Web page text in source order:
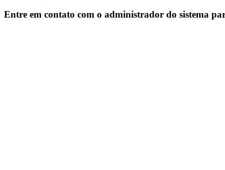
Entre em contato com o administrador do sistema